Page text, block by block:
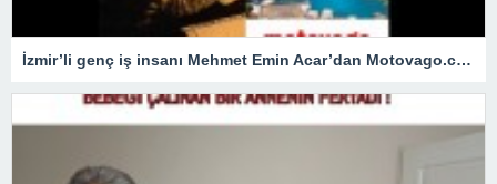
İzmir’li genç iş insanı Mehmet Emin Acar’dan Motovago.com